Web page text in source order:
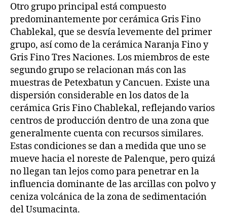
Otro grupo principal está compuesto
predominantemente por cerámica Gris Fino
Chablekal, que se desvía levemente del primer
grupo, así como de la cerámica Naranja Fino y
Gris Fino Tres Naciones. Los miembros de este
segundo grupo se relacionan más con las
muestras de Petexbatun y Cancuen. Existe una
dispersión considerable en los datos de la
cerámica Gris Fino Chablekal, reflejando varios
centros de producción dentro de una zona que
generalmente cuenta con recursos similares.
Estas condiciones se dan a medida que uno se
mueve hacia el noreste de Palenque, pero quizá
no llegan tan lejos como para penetrar en la
influencia dominante de las arcillas con polvo y
ceniza volcánica de la zona de sedimentación
del Usumacinta.